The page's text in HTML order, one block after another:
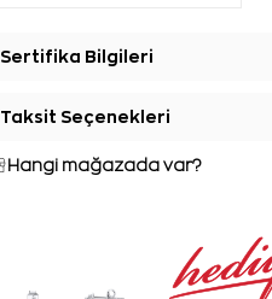
Sertifika Bilgileri
Taksit Seçenekleri
Hangi mağazada var?